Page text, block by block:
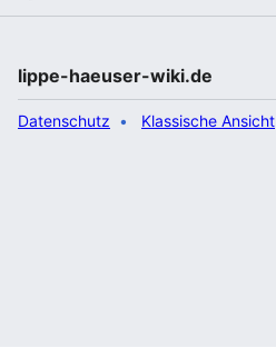
lippe-haeuser-wiki.de
Datenschutz Klassische Ansicht